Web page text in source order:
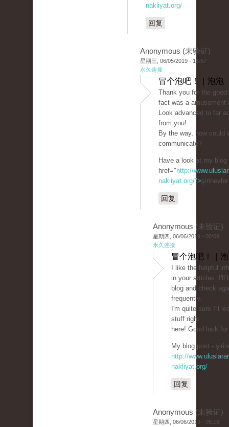
nakliyat.org/
回复
Anonymous (未验证)
星期三, 06/05/2019 - 16:57
永久连接
冒个泡吧！ | 泡泡
Thank you for the
fact was a amusement
Look advanced to far
from you!
By the way, how could
communicate?
Have a look at my
href=" http://
nakliyat.org/">
回复
Anonymous (未验证)
星期四, 06/06/2019 - 00:09
永久连接
冒个泡吧！ |
I like the helpful
in your articles. I'll
blog and check
frequently.
I'm quite sure I'll
stuff right
here! Good luck
My blog post -
http://
nakliyat.org/
回复
Anonymous (未验证)
星期四, 06/06/2019 - 05:18